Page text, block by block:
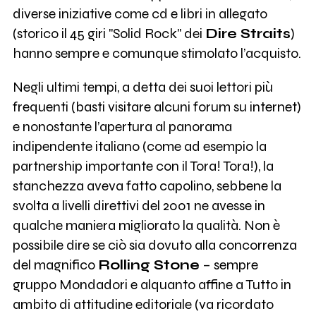
diverse iniziative come cd e libri in allegato
(storico il 45 giri "Solid Rock" dei Dire Straits)
hanno sempre e comunque stimolato l’acquisto.
Negli ultimi tempi, a detta dei suoi lettori più
frequenti (basti visitare alcuni forum su internet)
e nonostante l’apertura al panorama
indipendente italiano (come ad esempio la
partnership importante con il Tora! Tora!), la
stanchezza aveva fatto capolino, sebbene la
svolta a livelli direttivi del 2001 ne avesse in
qualche maniera migliorato la qualità. Non è
possibile dire se ciò sia dovuto alla concorrenza
del magnifico Rolling Stone – sempre
gruppo Mondadori e alquanto affine a Tutto in
ambito di attitudine editoriale (va ricordato